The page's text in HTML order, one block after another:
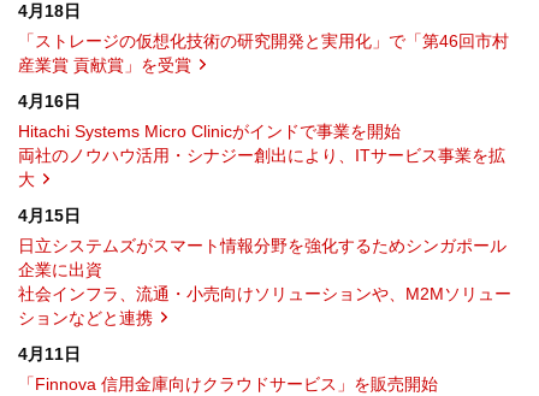
4月18日
「ストレージの仮想化技術の研究開発と実用化」で「第46回市村
産業賞 貢献賞」を受賞
4月16日
Hitachi Systems Micro Clinicがインドで事業を開始
両社のノウハウ活用・シナジー創出により、ITサービス事業を拡
大
4月15日
日立システムズがスマート情報分野を強化するためシンガポール
企業に出資
社会インフラ、流通・小売向けソリューションや、M2Mソリュー
ションなどと連携
4月11日
「Finnova 信用金庫向けクラウドサービス」を販売開始